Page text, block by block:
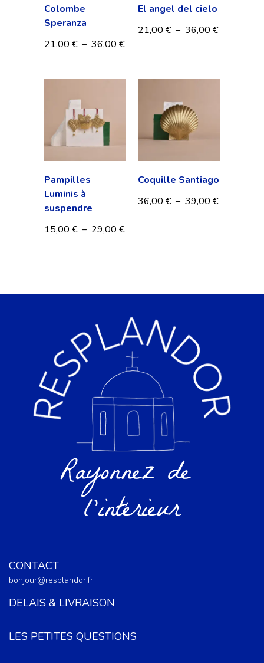
Colombe
Speranza
21,00 € – 36,00 €
El angel del cielo
21,00 € – 36,00 €
Pampilles
Luminis à
suspendre
15,00 € – 29,00 €
Coquille Santiago
36,00 € – 39,00 €
CONTACT
bonjour@resplandor.fr
DELAIS & LIVRAISON
LES PETITES QUESTIONS